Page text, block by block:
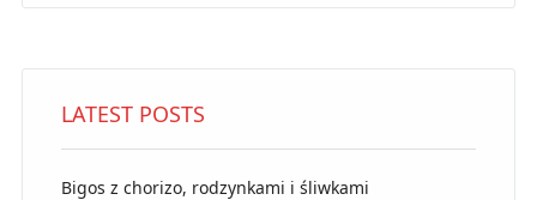
LATEST POSTS
Bigos z chorizo, rodzynkami i śliwkami